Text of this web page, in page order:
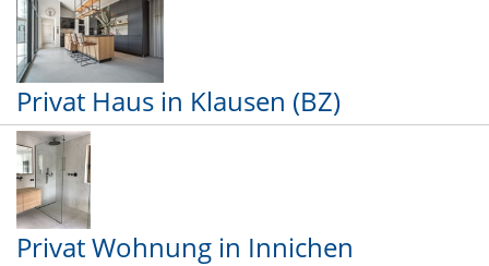
Privat Haus in Klausen (BZ)
Privat Wohnung in Innichen